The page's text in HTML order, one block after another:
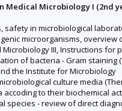
Medical Microbiology I (2nd
safety in microbiological
microorganisms, overview
III, Instructions for
of bacteria - Gram staining
the Institute for Microbiology
culture media
to their biochemical
species - review of direct